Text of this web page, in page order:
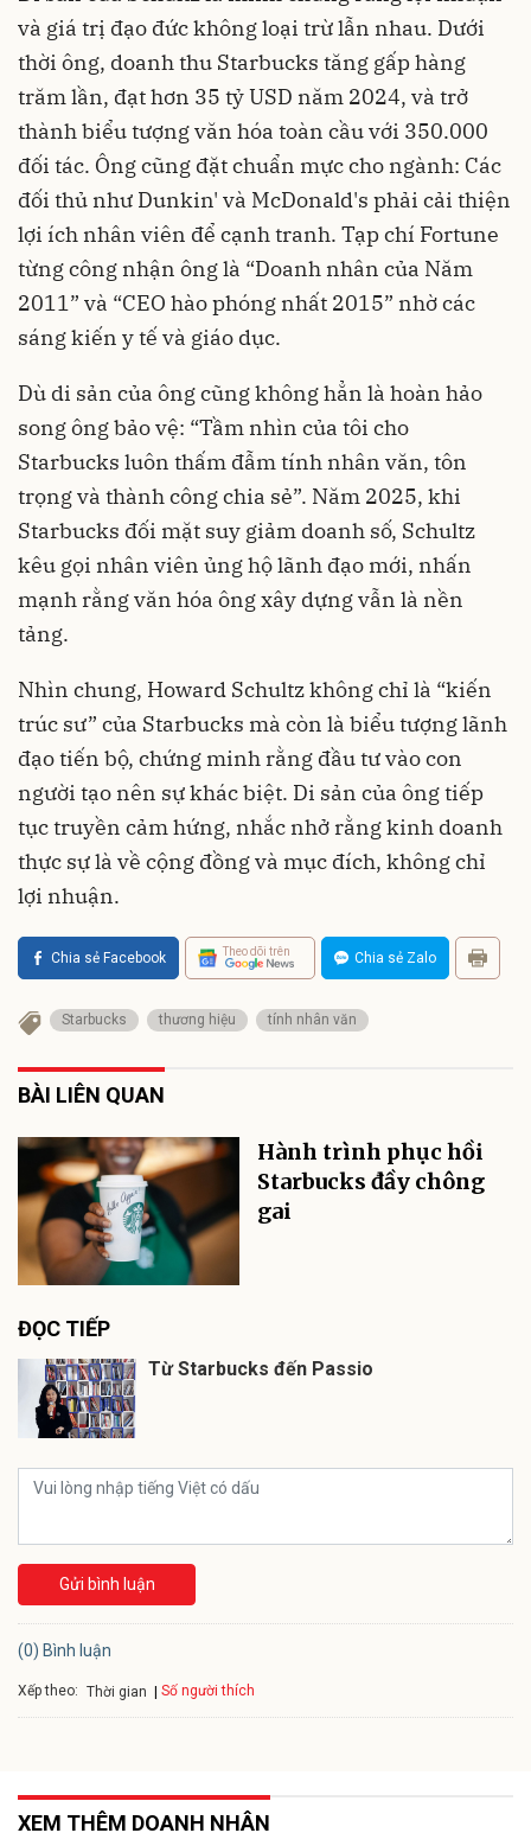
và giá trị đạo đức không loại trừ lẫn nhau. Dưới
thời ông, doanh thu Starbucks tăng gấp hàng
trăm lần, đạt hơn 35 tỷ USD năm 2024, và trở
thành biểu tượng văn hóa toàn cầu với 350.000
đối tác. Ông cũng đặt chuẩn mực cho ngành: Các
đối thủ như Dunkin' và McDonald's phải cải thiện
lợi ích nhân viên để cạnh tranh. Tạp chí Fortune
từng công nhận ông là “Doanh nhân của Năm
2011” và “CEO hào phóng nhất 2015” nhờ các
sáng kiến y tế và giáo dục.
Dù di sản của ông cũng không hẳn là hoàn hảo
song ông bảo vệ: “Tầm nhìn của tôi cho
Starbucks luôn thấm đẫm tính nhân văn, tôn
trọng và thành công chia sẻ”. Năm 2025, khi
Starbucks đối mặt suy giảm doanh số, Schultz
kêu gọi nhân viên ủng hộ lãnh đạo mới, nhấn
mạnh rằng văn hóa ông xây dựng vẫn là nền
tảng.
Nhìn chung, Howard Schultz không chỉ là “kiến
trúc sư” của Starbucks mà còn là biểu tượng lãnh
đạo tiến bộ, chứng minh rằng đầu tư vào con
người tạo nên sự khác biệt. Di sản của ông tiếp
tục truyền cảm hứng, nhắc nhở rằng kinh doanh
thực sự là về cộng đồng và mục đích, không chỉ
lợi nhuận.
Chia sẻ Facebook Theo dõi trên Chia sẻ Zalo
Starbucks thương hiệu tính nhân văn
BÀI LIÊN QUAN
Hành trình phục hồi
Starbucks đầy chông
gai
ĐỌC TIẾP
Từ Starbucks đến Passio
Gửi bình luận
(0) Bình luận
Xếp theo: Thời gian Số người thích
XEM THÊM DOANH NHÂN